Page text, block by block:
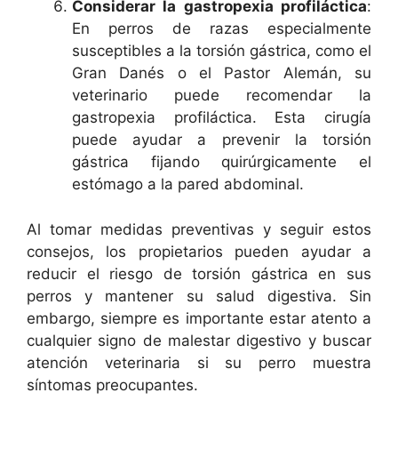
Considerar la gastropexia profiláctica:
En perros de razas especialmente
susceptibles a la torsión gástrica, como el
Gran Danés o el Pastor Alemán, su
veterinario puede recomendar la
gastropexia profiláctica. Esta cirugía
puede ayudar a prevenir la torsión
gástrica fijando quirúrgicamente el
estómago a la pared abdominal.
Al tomar medidas preventivas y seguir estos
consejos, los propietarios pueden ayudar a
reducir el riesgo de torsión gástrica en sus
perros y mantener su salud digestiva. Sin
embargo, siempre es importante estar atento a
cualquier signo de malestar digestivo y buscar
atención veterinaria si su perro muestra
síntomas preocupantes.